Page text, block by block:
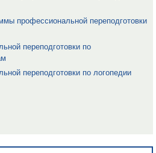
профессиональной переподготовки
переподготовки по
переподготовки по логопедии